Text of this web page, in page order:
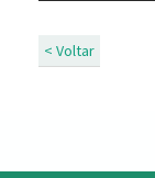
< Voltar